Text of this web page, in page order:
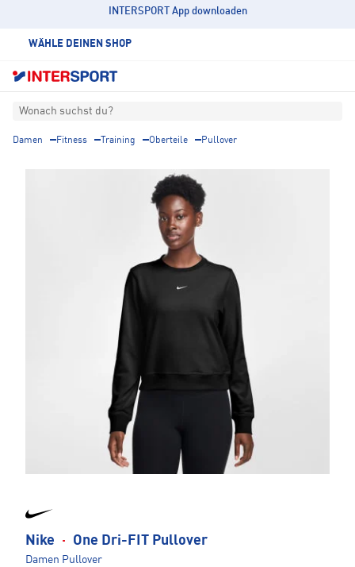
INTERSPORT App downloaden
WÄHLE DEINEN SHOP
Wonach suchst du?
Damen Fitness Training Oberteile Pullover
Nike · One Dri-FIT Pullover
Damen Pullover